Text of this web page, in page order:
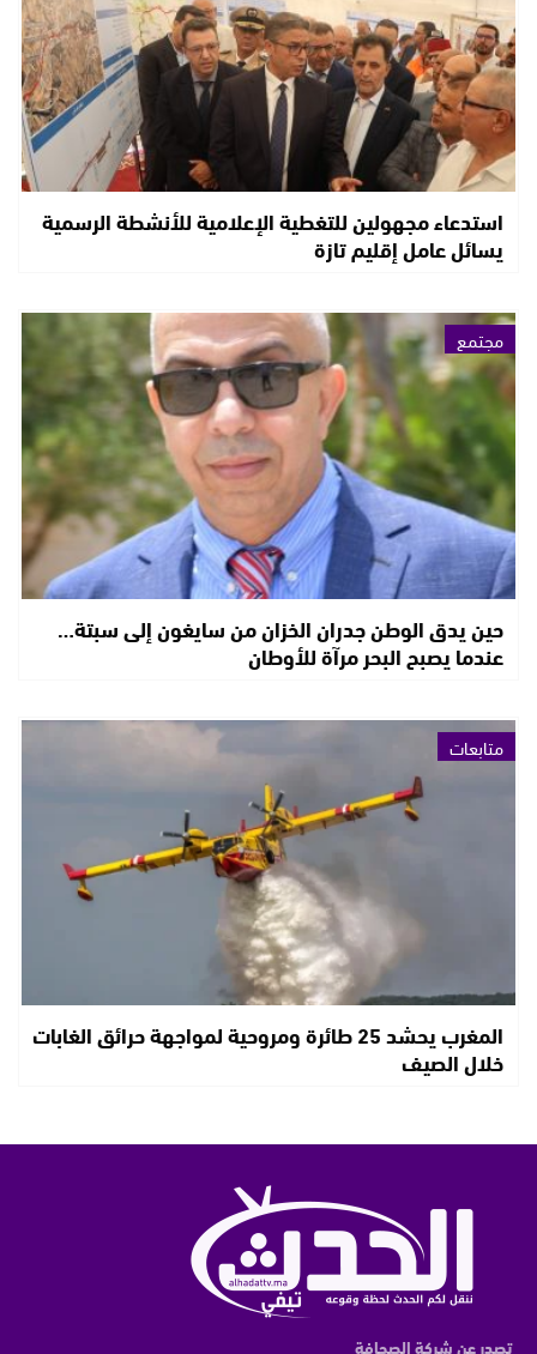
استدعاء مجهولين للتغطية الإعلامية للأنشطة الرسمية
يسائل عامل إقليم تازة
مجتمع
حين يدق الوطن جدران الخزان من سايغون إلى سبتة…
عندما يصبح البحر مرآة للأوطان
متابعات
المغرب يحشد 25 طائرة ومروحية لمواجهة حرائق الغابات
خلال الصيف
تصدر عن شركة الصحافة